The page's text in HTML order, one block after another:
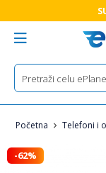
Početna Telefoni i
-62%